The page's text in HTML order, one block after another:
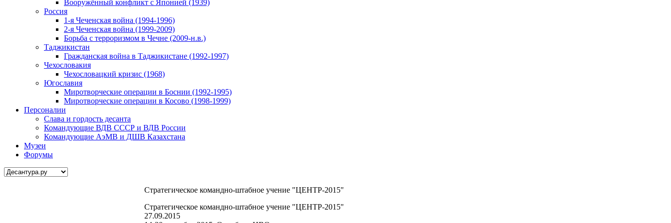
Вооружённый конфликт с Японией (1939)
Россия
1-я Чеченская война (1994-1996)
2-я Чеченская война (1999-2009)
Борьба с терроризмом в Чечне (2009-н.в.)
Таджикистан
Гражданская война в Таджикистане (1992-1997)
Чехословакия
Чехословацкий кризис (1968)
Югославия
Миротворческие операции в Боснии (1992-1995)
Миротворческие операции в Косово (1998-1999)
Персоналии
Слава и гордость десанта
Командующие ВДВ СССР и ВДВ России
Командующие АэМВ и ДШВ Казахстана
Музеи
Форумы
Стратегическое командно-штабное учение "ЦЕНТР-2015"
Стратегическое командно-штабное учение "ЦЕНТР-2015"
27.09.2015